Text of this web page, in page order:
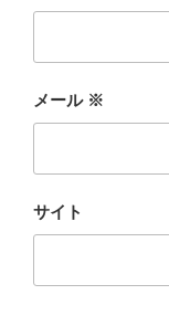
メール ※
サイト